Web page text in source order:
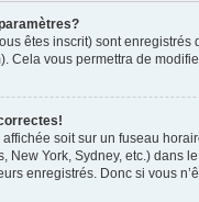
êtes inscrit) sont
Cela vous permettra de
affichée soit sur un fuseau
New York, Sydney, etc.) dans
enregistrés. Donc si vous